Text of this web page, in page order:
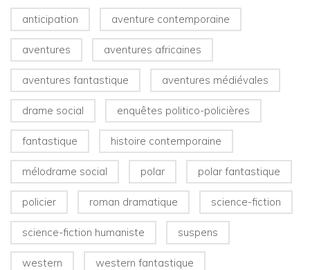
anticipation aventure contemporaine
aventures aventures africaines
aventures fantastique aventures médiévales
drame social enquêtes politico-policières
fantastique histoire contemporaine
mélodrame social polar polar fantastique
policier roman dramatique science-fiction
science-fiction humaniste suspens
western western fantastique